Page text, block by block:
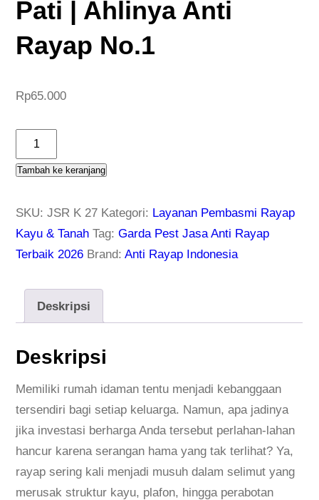
Pati | Ahlinya Anti
Rayap No.1
Rp65.000
u
a
J
s
a
S
u
n
t
i
Tambah ke keranjang
SKU:JSR K 27 Kategori: Layanan Pembasmi Rayap
Kayu & Tanah Tag:Garda Pest Jasa Anti Rayap
Terbaik 2026 Brand:Anti Rayap Indonesia
Deskripsi
Deskripsi
Memiliki rumah idaman tentu menjadi kebanggaan
tersendiri bagi setiap keluarga. Namun, apa jadinya
jika investasi berharga Anda tersebut perlahan-lahan
hancur karena serangan hama yang tak terlihat? Ya,
rayap sering kali menjadi musuh dalam selimut yang
merusak struktur kayu, plafon, hingga perabotan